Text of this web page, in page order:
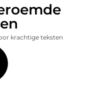
krachtige teksten